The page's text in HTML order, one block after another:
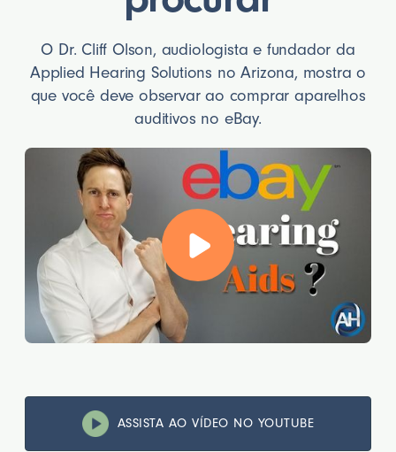
O Dr. Cliff Olson, audiologista e fundador da
Applied Hearing Solutions no Arizona, mostra o
que você deve observar ao comprar aparelhos
auditivos no eBay.
ASSISTA AO VÍDEO NO YOUTUBE